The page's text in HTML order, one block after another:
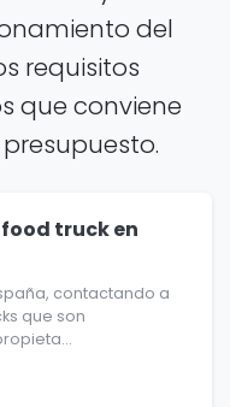
del
requisitos
que conviene
truck en
contactando a
que son